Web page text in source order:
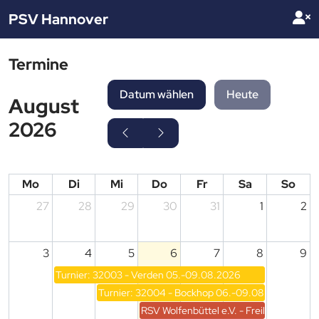
PSV Hannover
Termine
August
2026
Datum wählen Heute
Mo Di Mi Do Fr Sa
So
27
28 29 30 31 1 2
3 4
Turnier: 32003 - Verden 05.-09.08.2026
5
Turnier: 32004 - Bockhop 06.-09.08.2026
6
RSV Wolfenbüttel e.V. -
7 8 9